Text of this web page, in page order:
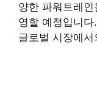
양한 파워트레
영할 예정입니
글로벌 시장에